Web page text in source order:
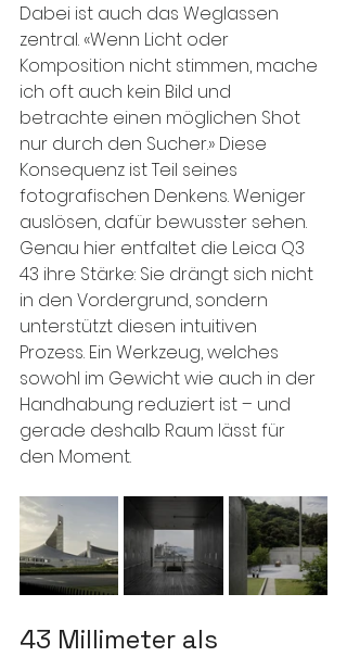
Dabei ist auch das Weglassen
zentral. «Wenn Licht oder
Komposition nicht stimmen, mache
ich oft auch kein Bild und
betrachte einen möglichen Shot
nur durch den Sucher.» Diese
Konsequenz ist Teil seines
fotografischen Denkens. Weniger
auslösen, dafür bewusster sehen.
Genau hier entfaltet die Leica Q3
43 ihre Stärke: Sie drängt sich nicht
in den Vordergrund, sondern
unterstützt diesen intuitiven
Prozess. Ein Werkzeug, welches
sowohl im Gewicht wie auch in der
Handhabung reduziert ist – und
gerade deshalb Raum lässt für
den Moment.
43 Millimeter als